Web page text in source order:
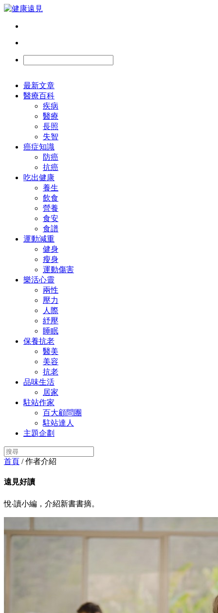
最新文章
醫療百科
疾病
醫療
長照
失智
癌症知識
防癌
抗癌
吃出健康
養生
飲食
營養
食安
食譜
運動減重
健身
瘦身
運動傷害
樂活心靈
兩性
壓力
人際
紓壓
睡眠
保養抗老
醫美
美容
抗老
品味生活
居家
駐站作家
百大顧問團
駐站達人
主題企劃
首頁 / 作者介紹
遠見好讀
悅‧讀小編，介紹新書書摘。